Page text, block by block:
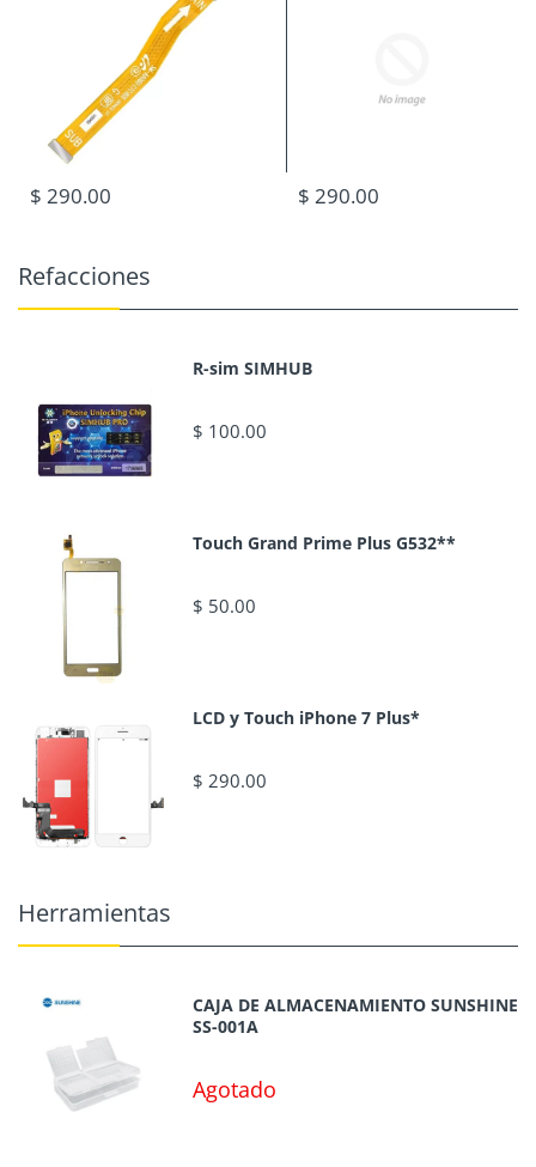
$ 290.00 $ 290.00
Refacciones
R-sim SIMHUB
$ 100.00
Touch Grand Prime Plus G532**
$ 50.00
LCD y Touch iPhone 7 Plus*
$ 290.00
Herramientas
CAJA DE ALMACENAMIENTO SUNSHINE
SS-001A
Agotado